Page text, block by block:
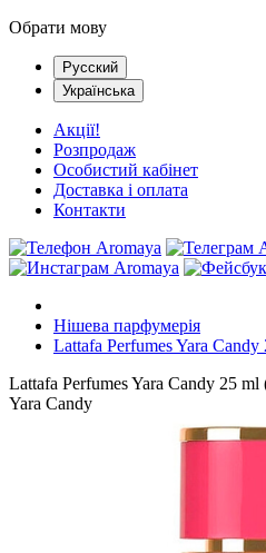
Обрати мову
Русский
Українська
Акції!
Розпродаж
Особистий кабінет
Доставка і оплата
Контакти
Нішева парфумерія
Lattafa Perfumes Yara
Lattafa Perfumes Yara Candy 25 ml
Yara Candy